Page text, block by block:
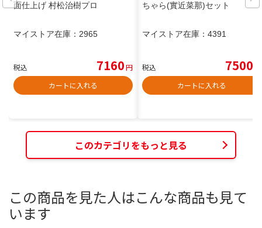
面仕上げ 村松治樹プロ
マイストア在庫： 2965
税込 7160円
カートに入れる
ちゃら(實近菜那)セット
マイストア在庫： 4391
税込 7500
カートに入れる
このカテゴリをもっと見る
この商品を見た人はこんな商品も見て
います